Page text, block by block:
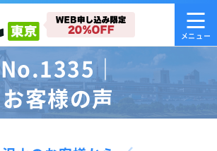
No.1335｜
お客様の声